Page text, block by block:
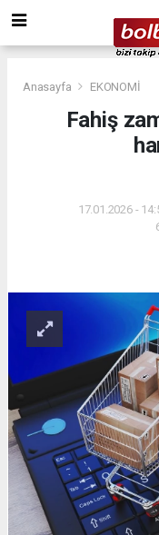
Anasayfa EKONOMİ
Fahiş
17.01.2026 -